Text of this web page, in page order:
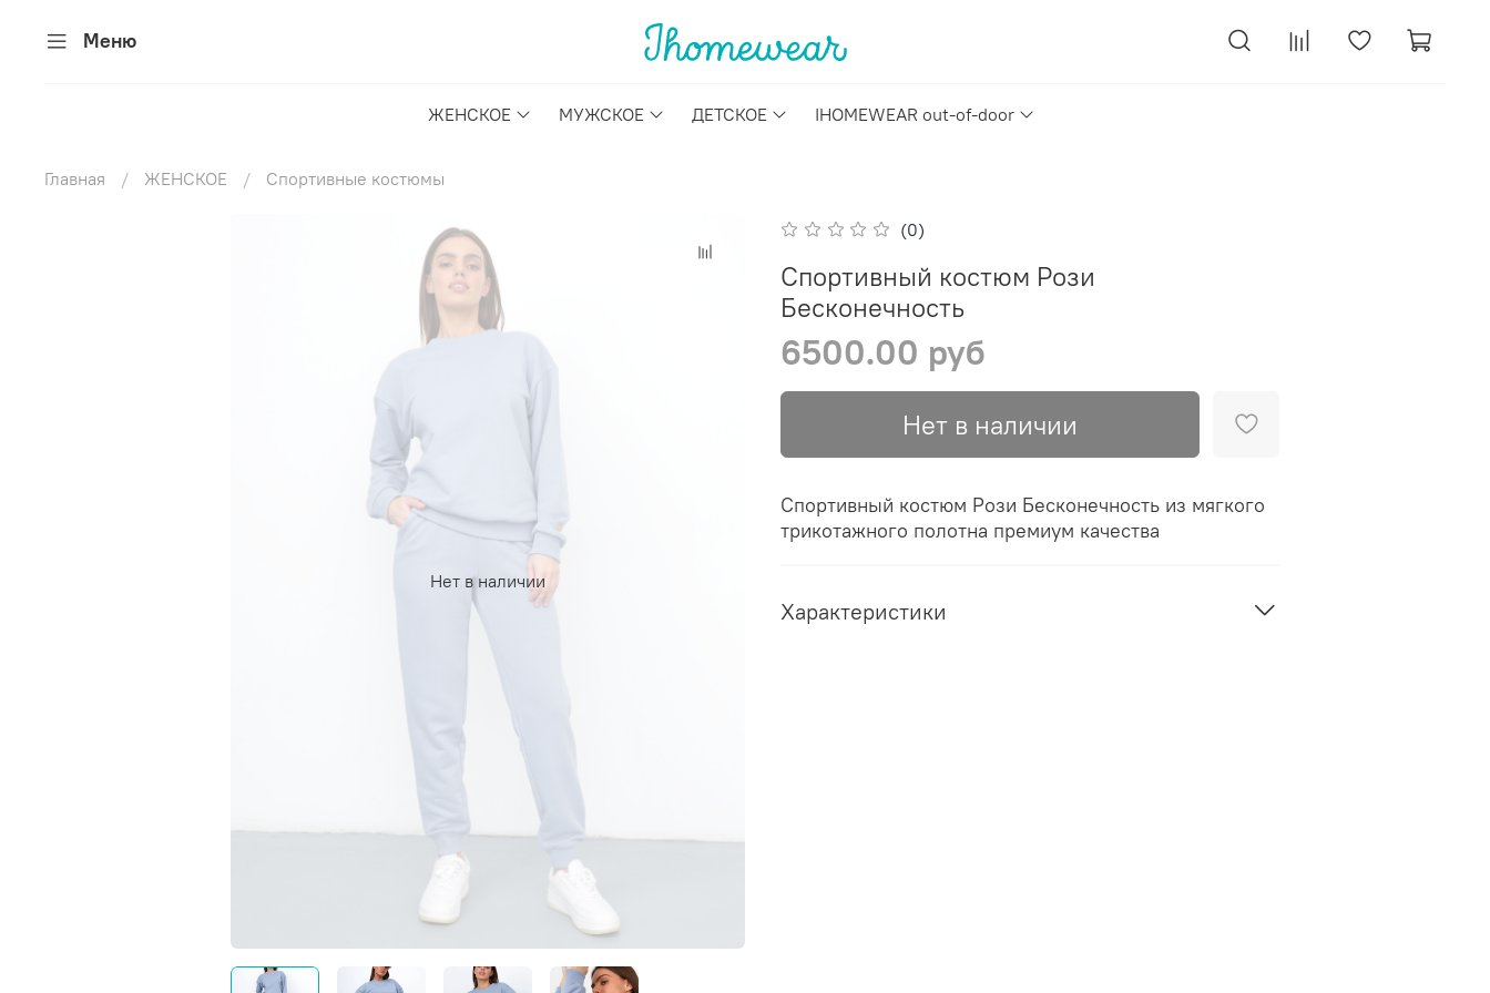
Меню
ЖЕНСКОЕ МУЖСКОЕ ДЕТСКОЕ IHOMEWEAR out-of-door
Главная ЖЕНСКОЕ Спортивные костюмы
Нет в наличии
(0)
Спортивный костюм Рози
Бесконечность
6500.00 руб
Нет в наличии
Спортивный костюм Рози Бесконечность из мягкого
трикотажного полотна премиум качества
Характеристики